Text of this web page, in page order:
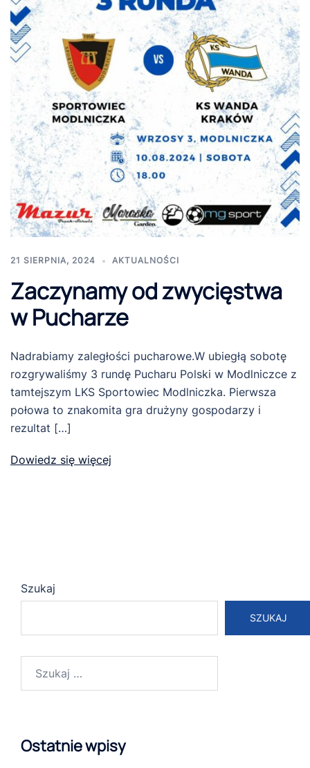
21 SIERPNIA, 2024 AKTUALNOŚCI
Zaczynamy od zwycięstwa
w Pucharze
Nadrabiamy zaległości pucharowe.W ubiegłą sobotę
rozgrywaliśmy 3 rundę Pucharu Polski w Modlniczce z
tamtejszym LKS Sportowiec Modlniczka. Pierwsza
połowa to znakomita gra drużyny gospodarzy i
rezultat […]
Dowiedz się więcej
Szukaj
SZUKAJ
Ostatnie wpisy